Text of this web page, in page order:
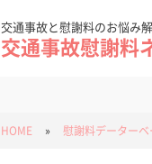
交通事故と慰謝料のお悩み
交通事故慰謝料
HOME » 慰謝料データーベ